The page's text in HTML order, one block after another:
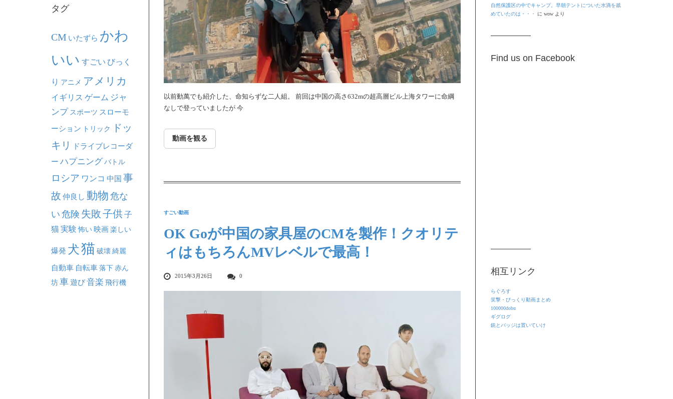
以前動萬でも紹介した、命知らずな二人組。 前回は中国の高さ632mの超高層ビル上海タワーに命綱
なしで登っていましたが 今
動画を観る
すごい動画
OK Goが中国の家具屋のCMを製作！クオリテ
ィはもちろんMVレベルで最高！
2015年3月26日 0
自然保護区の中でキャンプ。早朝テントについた水滴を舐
めていたのは・・・
に wowより
Find us on Facebook
相互リンク
らぐろす
笑撃・びっくり動画まとめ
100000dobu
ギグログ
銃とバッジは置いていけ
タグ
CM いたずら かわ
いい すごい びっく
り アニメ アメリカ
イギリス ゲーム ジャ
ンプ スポーツ スローモ
ーション トリック
ドッ
キリ
ドライブレコーダ
ー ハプニング バトル
ロシア ワンコ 中国 事
故 仲良し 動物 危な
い 危険 失敗子供子
猫実験 怖い映画楽しい
爆発 犬猫 破壊綺麗
自動車 自転車落下赤ん
坊車遊び音楽 飛行機